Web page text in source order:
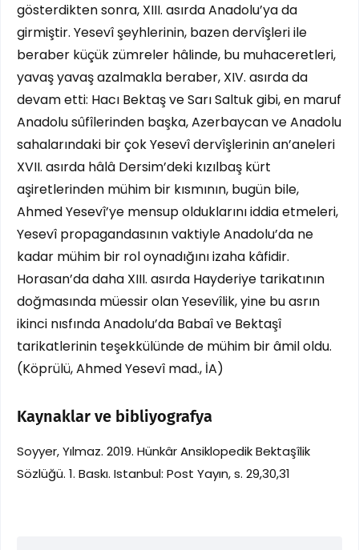
gösterdikten sonra, XIII. asırda Anadolu’ya da
girmiştir. Yesevî şeyhlerinin, bazen dervîşleri ile
beraber küçük zümreler hâlinde, bu muhaceretleri,
yavaş yavaş azalmakla beraber, XIV. asırda da
devam etti: Hacı Bektaş ve Sarı Saltuk gibi, en maruf
Anadolu sûfîlerinden başka, Azerbaycan ve Anadolu
sahalarındaki bir çok Yesevî dervîşlerinin an’aneleri
XVII. asırda hâlâ Dersim’deki kızılbaş kürt
aşiretlerinden mühim bir kısmının, bugün bile,
Ahmed Yesevî’ye mensup olduklarını iddia etmeleri,
Yesevî propagandasının vaktiyle Anadolu’da ne
kadar mühim bir rol oynadığını izaha kâfidir.
Horasan’da daha XIII. asırda Hayderiye tarikatının
doğmasında müessir olan Yesevîlik, yine bu asrın
ikinci nısfında Anadolu’da Babaî ve Bektaşî
tarikatlerinin teşekkülünde de mühim bir âmil oldu.
(Köprülü, Ahmed Yesevî mad., İA)
Kaynaklar ve bibliyografya
Soyyer, Yılmaz. 2019. Hünkâr Ansiklopedik Bektaşîlik
Sözlüğü. 1. Baskı. Istanbul: Post Yayın, s. 29,30,31